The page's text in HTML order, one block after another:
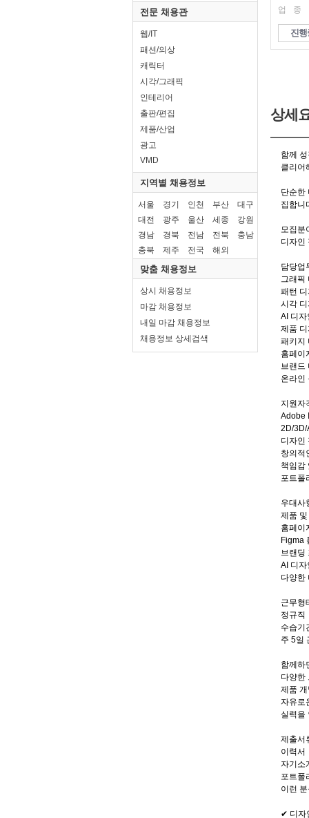
전문 채용관
웹/IT
패션/의상
캐릭터
시각/그래픽
인테리어
출판/편집
제품/산업
광고
VMD
지역별 채용정보
서울 경기 인천 부산
대구
대전
광주 울산 세종
강원
경남
경북 전남 전북
충남
충북
제주 전국 해외
맞춤 채용정보
상시 채용정보
마감 채용정보
내일 마감 채용정보
채용정보 상세검색
업 종
진행
상세